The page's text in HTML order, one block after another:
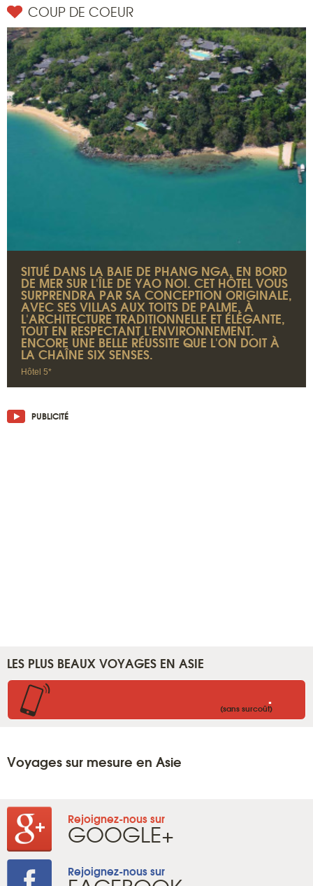
COUP DE COEUR
SITUÉ DANS LA BAIE DE PHANG NGA, EN BORD
DE MER SUR L'ÎLE DE YAO NOI. CET HÔTEL VOUS
SURPRENDRA PAR SA CONCEPTION ORIGINALE,
AVEC SES VILLAS AUX TOITS DE PALME, À
L'ARCHITECTURE TRADITIONNELLE ET ÉLÉGANTE,
TOUT EN RESPECTANT L'ENVIRONNEMENT.
ENCORE UNE BELLE RÉUSSITE QUE L'ON DOIT À
LA CHAÎNE SIX SENSES.
Hôtel 5*
PUBLICITÉ
LES PLUS BEAUX VOYAGES EN ASIE
.
(sans surcoût)
Voyages sur mesure en Asie
Rejoignez-nous sur
GOOGLE+
Rejoignez-nous sur